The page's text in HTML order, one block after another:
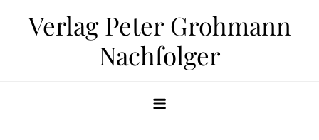
Verlag Peter Grohmann
Nachfolger